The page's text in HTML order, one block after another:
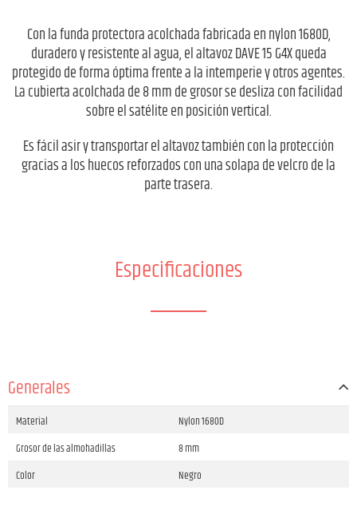
Con la funda protectora acolchada fabricada en nylon 1680D,
duradero y resistente al agua, el altavoz DAVE 15 G4X queda
protegido de forma óptima frente a la intemperie y otros agentes.
La cubierta acolchada de 8 mm de grosor se desliza con facilidad
sobre el satélite en posición vertical.
Es fácil asir y transportar el altavoz también con la protección
gracias a los huecos reforzados con una solapa de velcro de la
parte trasera.
Especificaciones
Generales
Material
Nylon 1680D
Grosor de las almohadillas
8 mm
Color
Negro